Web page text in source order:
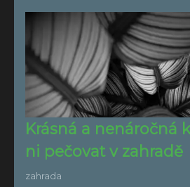
Krásná a nenáročná
ni pečovat v zahradě
zahrada